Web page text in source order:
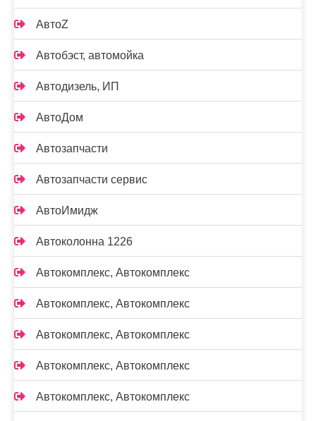
АвтоZ
Автобэст, автомойка
Автодизель, ИП
АвтоДом
Автозапчасти
Автозапчасти сервис
АвтоИмидж
Автоколонна 1226
Автокомплекс, Автокомплекс
Автокомплекс, Автокомплекс
Автокомплекс, Автокомплекс
Автокомплекс, Автокомплекс
Автокомплекс, Автокомплекс